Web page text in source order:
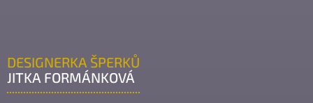
DESIGNERKA ŠPERKŮ
JITKA FORMÁNKOVÁ